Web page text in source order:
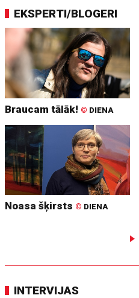
EKSPERTI/BLOGERI
Braucam tālāk! © DIENA
Noasa šķirsts © DIENA
INTERVIJAS